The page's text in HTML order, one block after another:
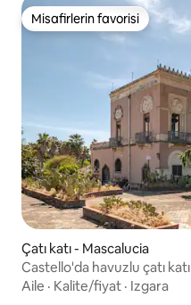
Misafirlerin favorisi
Misafirlerin favorisi
Çatı katı - Mascalucia
Castello'da havuzlu çatı katı
Aile · Kalite/fiyat · Izgara